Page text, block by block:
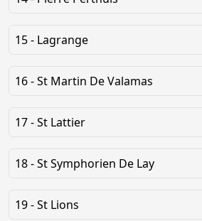
15 - Lagrange
16 - St Martin De Valamas
17 - St Lattier
18 - St Symphorien De Lay
19 - St Lions